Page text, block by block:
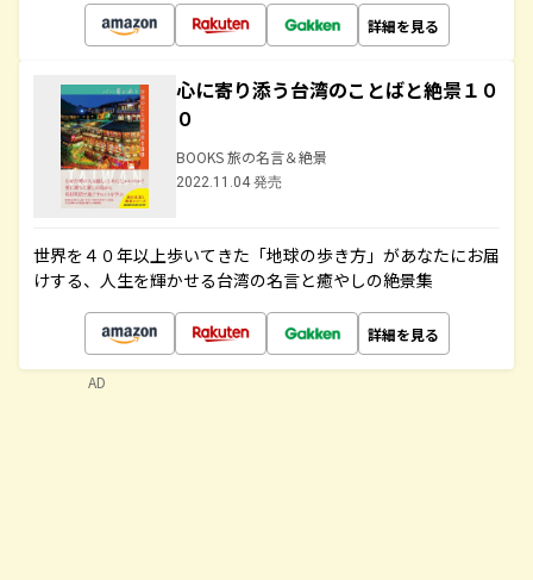
詳細を見る
心に寄り添う台湾のことばと絶景１０
０
BOOKS 旅の名言＆絶景
2022.11.04 発売
世界を４０年以上歩いてきた「地球の歩き方」があなたにお届
けする、人生を輝かせる台湾の名言と癒やしの絶景集
詳細を見る
AD